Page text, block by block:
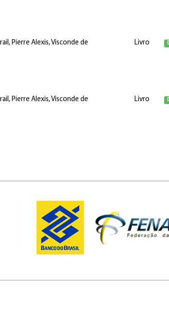
Pierre Alexis, Visconde de Livro
Pierre Alexis, Visconde de Livro